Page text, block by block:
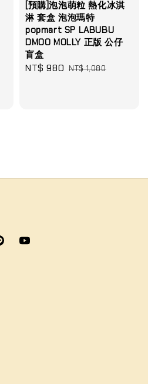
[預購]泡泡萌粒 熱化冰淇
淋 套盒 泡泡瑪特
popmart SP LABUBU
DMOO MOLLY 正版 公仔
盲盒
Sale
NT$ 980 Regular
NT$ 1,080